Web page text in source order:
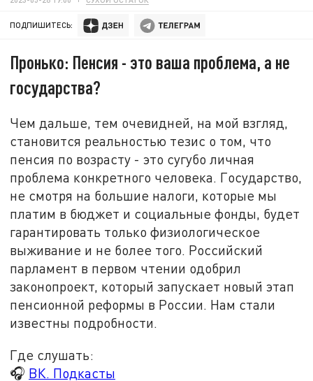
ПОДПИШИТЕСЬ:
Пронько: Пенсия - это ваша проблема, а не
государства?
Чем дальше, тем очевидней, на мой взгляд,
становится реальностью тезис о том, что
пенсия по возрасту - это сугубо личная
проблема конкретного человека. Государство,
не смотря на большие налоги, которые мы
платим в бюджет и социальные фонды, будет
гарантировать только физиологическое
выживание и не более того. Российский
парламент в первом чтении одобрил
законопроект, который запускает новый этап
пенсионной реформы в России. Нам стали
известны подробности.
Где слушать:
🎧 ВК. Подкасты